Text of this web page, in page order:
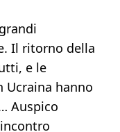
Il ritorno della
e le
Ucraina hanno
Auspico